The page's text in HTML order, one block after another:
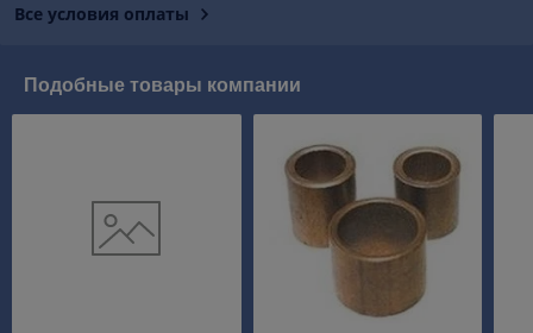
Все условия оплаты
Подобные товары компании